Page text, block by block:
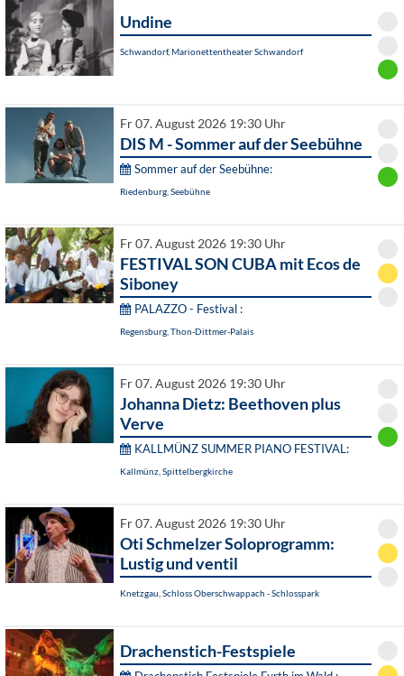
Undine
Schwandorf, Marionettentheater Schwandorf
Fr 07. August 2026 19:30 Uhr
DIS M - Sommer auf der Seebühne
Sommer auf der Seebühne:
Riedenburg, Seebühne
Fr 07. August 2026 19:30 Uhr
FESTIVAL SON CUBA mit Ecos de
Siboney
PALAZZO - Festival :
Regensburg, Thon-Dittmer-Palais
Fr 07. August 2026 19:30 Uhr
Johanna Dietz: Beethoven plus
Verve
KALLMÜNZ SUMMER PIANO FESTIVAL:
Kallmünz, Spittelbergkirche
Fr 07. August 2026 19:30 Uhr
Oti Schmelzer Soloprogramm:
Lustig und ventil
Knetzgau, Schloss Oberschwappach - Schlosspark
Drachenstich-Festspiele